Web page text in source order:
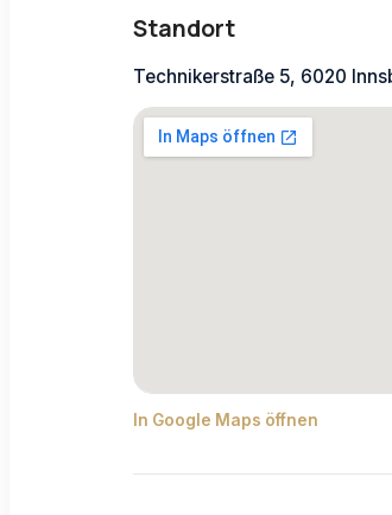
Standort
Technikerstraße 5, 6020
In Google Maps öffnen